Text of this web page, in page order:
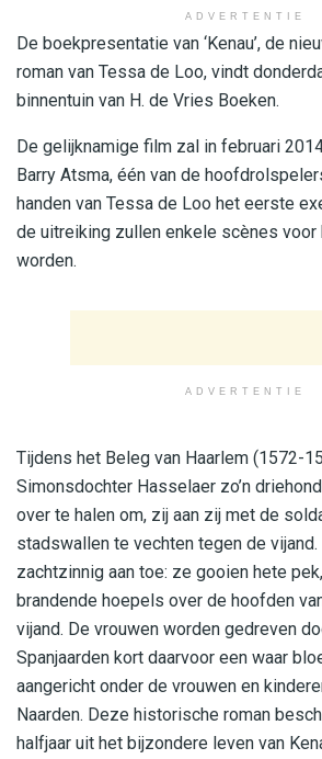
ADVERTENTIE
De boekpresentatie van ‘Kenau’, de
roman van Tessa de Loo, vindt
binnentuin van H. de Vries Boeken.
De gelijknamige film zal in februari
Barry Atsma, één van de
handen van Tessa de Loo het eerste
de uitreiking zullen enkele scènes
worden.
ADVERTENTIE
Tijdens het Beleg van Haarlem (1572-
Simonsdochter Hasselaer zo’n
over te halen om, zij aan zij met de
stadswallen te vechten tegen de
zachtzinnig aan toe: ze gooien hete
brandende hoepels over de hoofden
vijand. De vrouwen worden gedreven
Spanjaarden kort daarvoor een waar
aangericht onder de vrouwen en
Naarden. Deze historische roman
halfjaar uit het bijzondere leven van